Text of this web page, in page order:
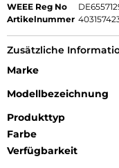
WEEE Reg No
Artikelnummer
Zusätzliche
Marke
Modellbezeichnung
Produkttyp
Farbe
Verfügbarkeit